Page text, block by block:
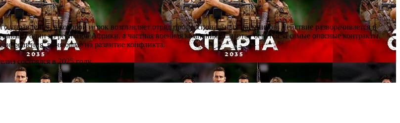
управления, в которой игрок возглавляет отряд профессиональных наёмников. Действие разворачивается в
один из регионов Африки, а частная военная компания «Спарта» берётся за самые опасные контракты.
решения, влияющие на развитие конфликта.
состоялся в 2025 году.